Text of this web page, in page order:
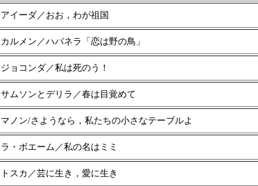
アイーダ／おお，わが祖国
カルメン／ハバネラ「恋は野の鳥」
ジョコンダ／私は死のう！
サムソンとデリラ／春は目覚めて
マノン/さようなら，私たちの小さなテーブルよ
ラ・ボエーム／私の名はミミ
トスカ／芸に生き，愛に生き